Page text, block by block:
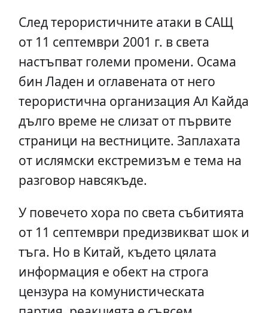
След терористичните атаки в САЩ
от 11 септември 2001 г. в света
настъпват големи промени. Осама
бин Ладен и оглавената от него
терористична организация Ал Кайда
дълго време не слизат от първите
страници на вестниците. Заплахата
от ислямски екстремизъм е тема на
разговор навсякъде.
У повечето хора по света събитията
от 11 септември предизвикват шок и
тъга. Но в Китай, където цялата
информация е обект на строга
цензура на комунистическата